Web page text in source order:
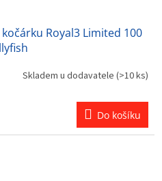
kočárku Royal3 Limited 100
Skladem u dodavatele (>10 ks)
Do košíku